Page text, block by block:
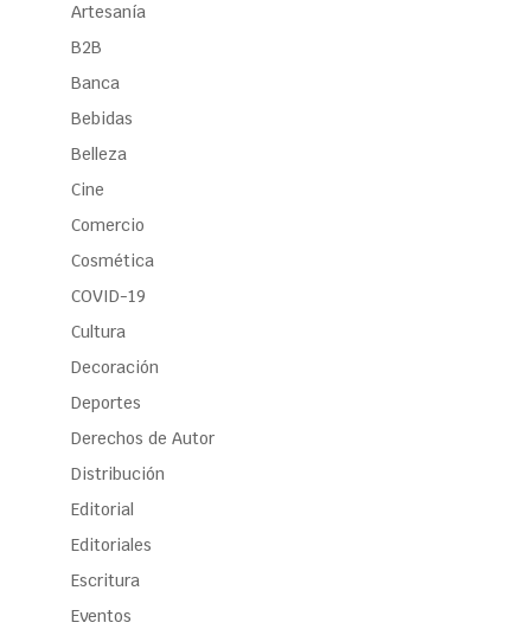
Artesanía
B2B
Banca
Bebidas
Belleza
Cine
Comercio
Cosmética
COVID-19
Cultura
Decoración
Deportes
Derechos de Autor
Distribución
Editorial
Editoriales
Escritura
Eventos